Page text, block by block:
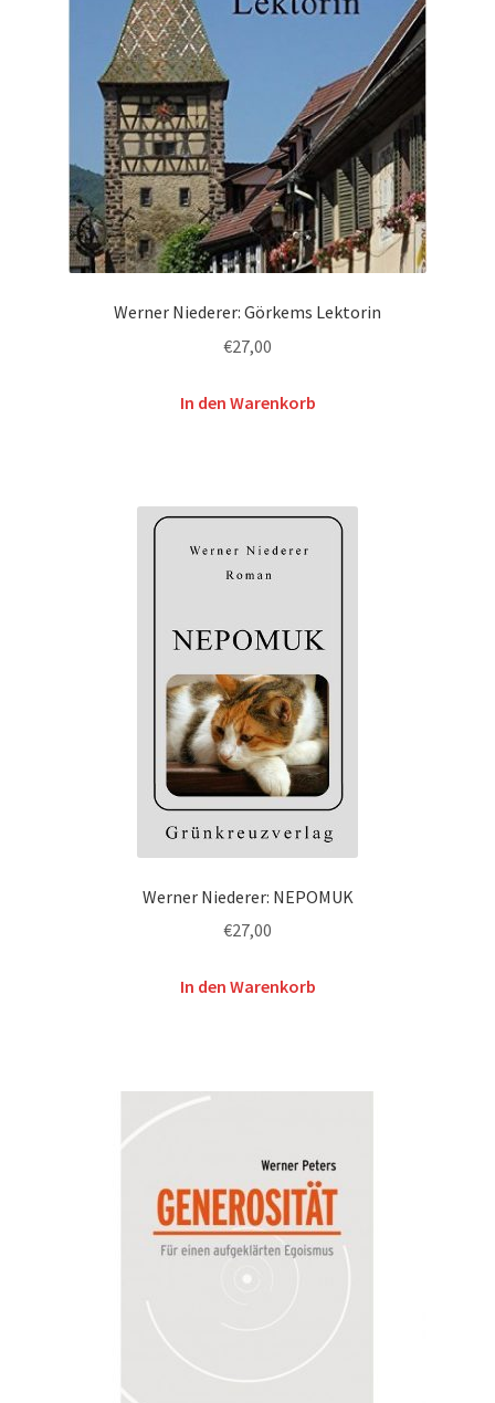
Werner Niederer: Görkems Lektorin
€27,00
In den Warenkorb
Werner Niederer: NEPOMUK
€27,00
In den Warenkorb